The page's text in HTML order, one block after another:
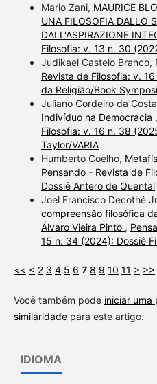
Mario Zani, MAURICE
UNA FILOSOFIA DALLO
DALL'ASPIRAZIONE
Filosofia: v. 13 n. 30
Judikael Castelo Branco,
Revista de Filosofia: v.
da Religião/Book
Juliano Cordeiro da
Indivíduo na Democracia ,
Filosofia: v. 16 n. 38
Taylor/VARIA
Humberto Coelho,
Pensando - Revista de
Dossiê Antero de Quental
Joel Francisco Decothé
compreensão filosófica
Álvaro Vieira Pinto ,
15 n. 34 (2024): Dossiê
<< < 2 3 4 5 6 7 8 9 10 11 > >>
Você também pode iniciar uma
similaridadepara este artigo.
IDIOMA